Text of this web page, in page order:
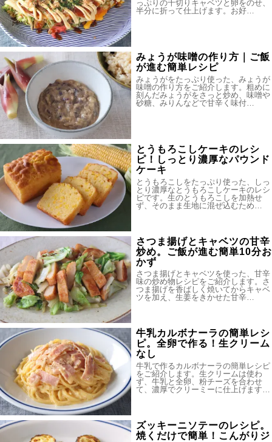
っぷりの千切りキャベツと卵をのせ、
半分に折って仕上げます。お好…
みょうが味噌の作り方｜ご飯
が進む簡単レシピ
みょうがをたっぷり使った、みょうが
味噌の作り方をご紹介します。粗めに
刻んだみょうがをさっと炒め、味噌や
砂糖、みりんなどで甘辛く味付…
とうもろこしケーキのレシ
ピ！しっとり濃厚なパウンド
ケーキ
とうもろこしをたっぷり使った、しっ
とり濃厚なとうもろこしケーキのレシ
ピです。生のとうもろこしを加熱せ
ず、そのまま生地に混ぜ込むため…
さつま揚げとキャベツの甘辛
炒め。ご飯が進む簡単10分お
かず
さつま揚げとキャベツを使った、甘辛
味の炒め物レシピをご紹介します。さ
つま揚げを香ばしく焼いてからキャベ
ツを加え、生姜をきかせた甘辛…
牛乳カルボナーラの簡単レシ
ピ。全卵で作る！生クリーム
なし
牛乳で作るカルボナーラの簡単レシピ
をご紹介します。生クリームは使わ
ず、牛乳と全卵、粉チーズを合わせ
て、濃厚でクリーミーに仕上げます…
ズッキーニソテーのレシピ。
焼くだけで簡単！こんがりジ